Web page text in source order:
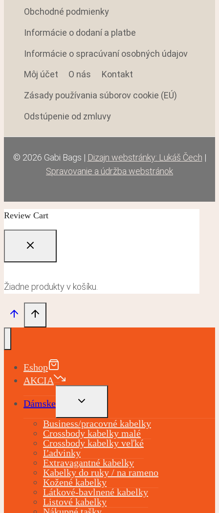
Obchodné podmienky
Informácie o dodaní a platbe
Informácie o spracúvaní osobných údajov
Môj účet O nás Kontakt
Zásady používania súborov cookie (EÚ)
Odstúpenie od zmluvy
© 2026 Gabi Bags | Dizajn webstránky: Lukáš Čech |
Spravovanie a údržba webstránok
Review Cart
Žiadne produkty v košíku.
Eshop
AKCIA
Dámske
TOGGLE
MENU
Business/pracovné kabelky
Crossbody kabelky malé
Crossbody kabelky veľké
Ľadvinky
Extravagantné kabelky
Kabelky do ruky / na rameno
Kožené kabelky
Látkové-bavlnené kabelky
Listové kabelky